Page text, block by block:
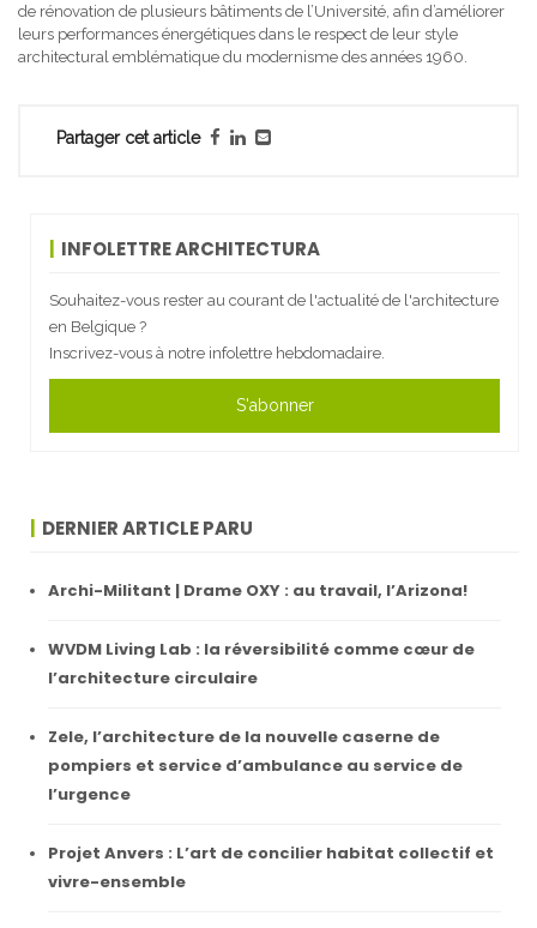
de rénovation de plusieurs bâtiments de l’Université, afin d’améliorer
leurs performances énergétiques dans le respect de leur style
architectural emblématique du modernisme des années 1960.
Partager cet article
INFOLETTRE ARCHITECTURA
Souhaitez-vous rester au courant de l'actualité de l'architecture
en Belgique ?
Inscrivez-vous à notre infolettre hebdomadaire.
S'abonner
DERNIER ARTICLE PARU
Archi-Militant | Drame OXY : au travail, l’Arizona!
WVDM Living Lab : la réversibilité comme cœur de
l’architecture circulaire
Zele, l’architecture de la nouvelle caserne de
pompiers et service d’ambulance au service de
l’urgence
Projet Anvers : L’art de concilier habitat collectif et
vivre-ensemble